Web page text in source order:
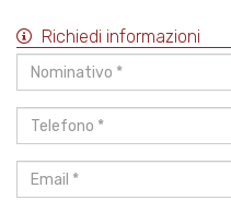
Richiedi informazioni
Nominativo
Telefono
Email